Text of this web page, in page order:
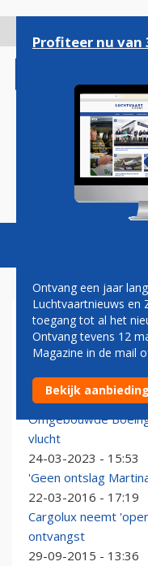
gaan
Magazine
FREIGHTER
Silk Way West
19-03-2024 - 10:35
Omgebouwde
vlucht
24-03-2023 - 15:53
'Geen ontslag
22-03-2016 - 17:19
Cargolux neemt
ontvangst
29-09-2015 - 13:36
Profiteer nu van
Ontvang een jaar
Luchtvaartnieuws en
toegang tot al het
Ontvang tevens 12
Magazine in de mail
Bekijk aanbieding